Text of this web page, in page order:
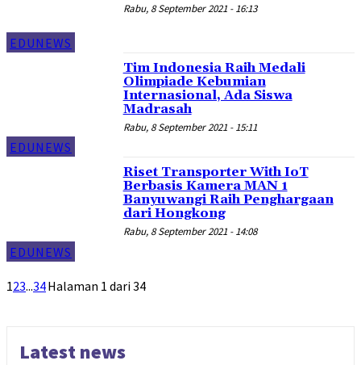
EDUNEWS
Rabu, 8 September 2021 - 16:13
EDUNEWS
Tim Indonesia Raih Medali
Olimpiade Kebumian
Internasional, Ada Siswa
Madrasah
Rabu, 8 September 2021 - 15:11
EDUNEWS
Riset Transporter With IoT
Berbasis Kamera MAN 1
Banyuwangi Raih Penghargaan
dari Hongkong
Rabu, 8 September 2021 - 14:08
123...34Halaman 1 dari 34
Latest news